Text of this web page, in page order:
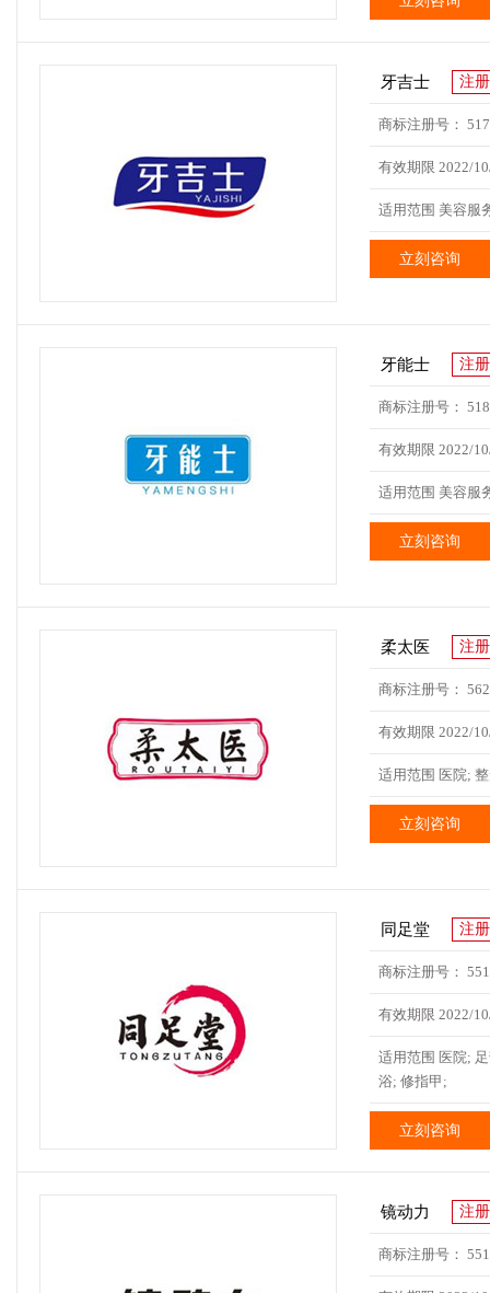
牙吉士 注
商标注册号：
有效期限 2022/
适用范围 美容服
立刻咨询
牙能士 注
商标注册号：
有效期限 2022/
适用范围 美容服
立刻咨询
柔太医 注
商标注册号：
有效期限 2022/
适用范围 医院;
立刻咨询
同足堂 注
商标注册号：
有效期限 2022/
适用范围 医院;
浴; 修指甲;
立刻咨询
镜动力 注
商标注册号：